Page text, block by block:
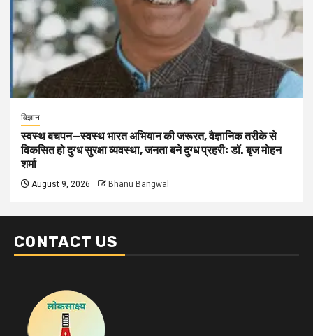
विज्ञान
स्वस्थ बचपन—स्वस्थ भारत अभियान की जरूरत, वैज्ञानिक तरीके से
विकसित हो दुग्ध सुरक्षा व्यवस्था, जनता बने दुग्ध प्रहरीः डॉ. बृज मोहन
शर्मा
August 9, 2026 Bhanu Bangwal
CONTACT US